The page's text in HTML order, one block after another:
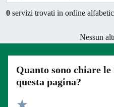
0 servizi trovati in ordine
Nessun
Quanto sono chiare
questa pagina?